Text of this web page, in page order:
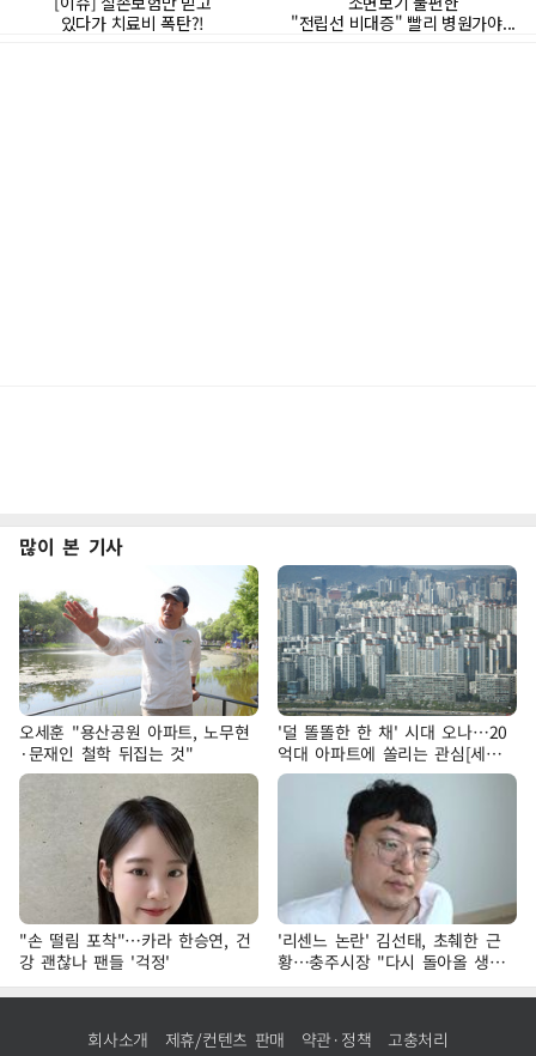
많이 본 기사
오세훈 "용산공원 아파트, 노무현
·문재인 철학 뒤집는 것"
'덜 똘똘한 한 채' 시대 오나…20
억대 아파트에 쏠리는 관심[세제
개편, 그 이후②]
"손 떨림 포착"…카라 한승연, 건
강 괜찮나 팬들 '걱정'
'리센느 논란' 김선태, 초췌한 근
황…충주시장 "다시 돌아올 생
각?"
회사소개 제휴/컨텐츠 판매 약관·정책 고충처리